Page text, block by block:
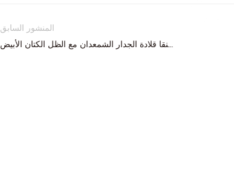
المنشور السابق
الساتان الحديث النيكل شنقا قلادة الجدار الشمعدان مع الظل الكتان الأبيض